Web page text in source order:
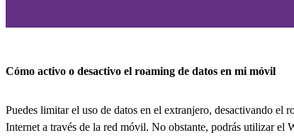
Cómo activo o desactivo el roaming de datos en mi móvil
Puedes limitar el uso de datos en el extranjero, desactivando el
Internet a través de la red móvil. No obstante, podrás utilizar el